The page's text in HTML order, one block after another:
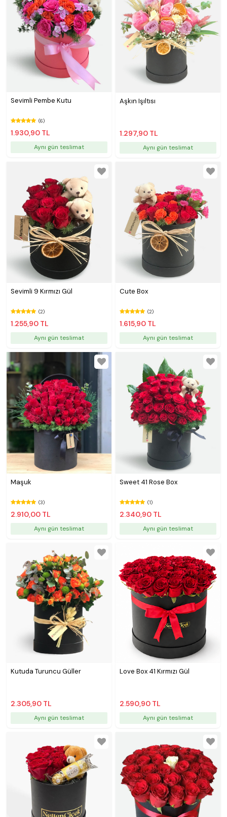
Sevimli Pembe Kutu
(6)
1.930,90 TL
Aynı gün teslimat
Aşkın Işıltısı
1.297,90 TL
Aynı gün teslimat
Sevimli 9 Kırmızı Gül
(2)
1.255,90 TL
Aynı gün teslimat
Cute Box
(2)
1.615,90 TL
Aynı gün teslimat
Maşuk
(3)
2.910,00 TL
Aynı gün teslimat
Sweet 41 Rose Box
(1)
2.340,90 TL
Aynı gün teslimat
Kutuda Turuncu Güller
2.305,90 TL
Aynı gün teslimat
Love Box 41 Kırmızı Gül
2.590,90 TL
Aynı gün teslimat